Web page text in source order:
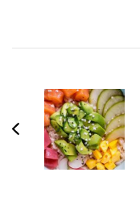
entradas